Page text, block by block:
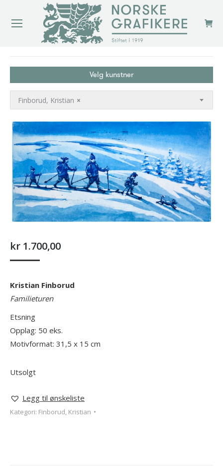
Velg kunstner
×
Finborud, Kristian
kr 1.700,00
Kristian Finborud
Familieturen
Etsning
Opplag: 50 eks.
Motivformat: 31,5 x 15 cm
Utsolgt
Legg til ønskeliste
Kategori: Finborud, Kristian